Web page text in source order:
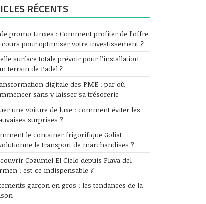
RÉCENTS
promo Linxea : Comment profiter de l’offre
cours pour optimiser votre investissement ?
surface totale prévoir pour l’installation
terrain de Padel ?
digitale des PME : par où
sans y laisser sa trésorerie
une voiture de luxe : comment éviter les
surprises ?
le container frigorifique Goliat
le transport de marchandises ?
Cozumel El Cielo depuis Playa del
: est-ce indispensable ?
garçon en gros : les tendances de la